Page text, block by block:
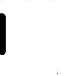
.